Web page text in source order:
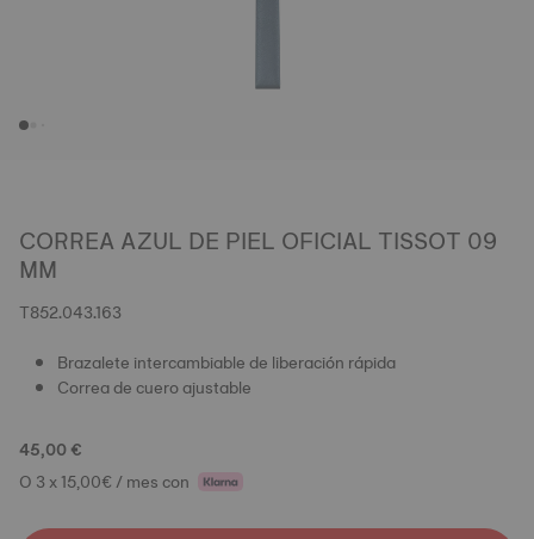
CORREA AZUL DE PIEL OFICIAL TISSOT 09
MM
T852.043.163
Brazalete intercambiable de liberación rápida
Correa de cuero ajustable
45,00 €
O 3 x 15,00€ / mes con